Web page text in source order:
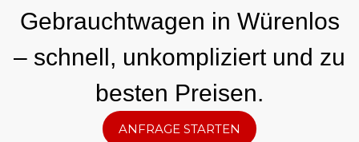
Gebrauchtwagen in Würenlos
– schnell, unkompliziert und zu
besten Preisen.
ANFRAGE STARTEN